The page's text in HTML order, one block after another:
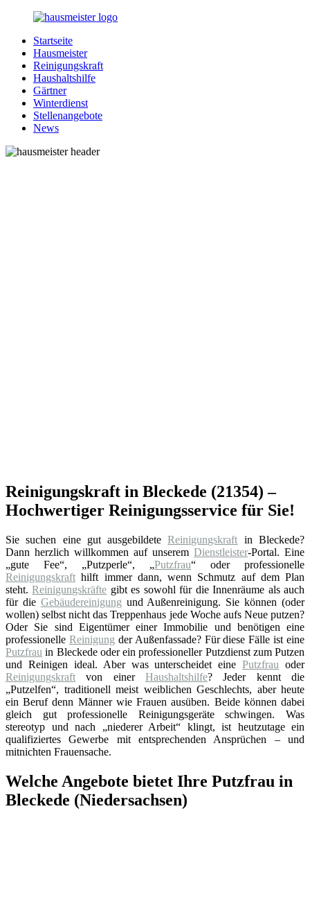
Zurück
Inhalt
Hausmeister.de
Alles
rund
Ihren
Haushalt
Startseite
Hausmeister
Reinigungskraft
Haushaltshilfe
Gärtner
Winterdienst
Stellenangebote
News
Reinigungskraft in Bleckede (21354) –
Hochwertiger Reinigungsservice für Sie!
Sie suchen eine gut ausgebildeteReinigungskraft in Bleckede?
Dann herzlich willkommen auf unserem Dienstleister-Portal. Eine
„gute Fee“, „Putzperle“, „Putzfrau“ oder professionelle
Reinigungskraft hilft immer dann, wenn Schmutz auf dem Plan
steht.Reinigungskräfte gibt es sowohl für die Innenräume als auch
für die Gebäudereinigung und Außenreinigung. Sie können (oder
wollen) selbst nicht das Treppenhaus jede Woche aufs Neue putzen?
Oder Sie sind Eigentümer einer Immobilie und benötigen eine
professionelle Reinigung der Außenfassade? Für diese Fälle ist eine
Putzfrau in Bleckede oder ein professioneller Putzdienst zum Putzen
und Reinigen ideal. Aber was unterscheidet einePutzfrau oder
Reinigungskraft von einer Haushaltshilfe? Jeder kennt die
„Putzelfen“, traditionell meist weiblichen Geschlechts, aber heute
ein Beruf denn Männer wie Frauen ausüben. Beide können dabei
gleich gut professionelle Reinigungsgeräte schwingen. Was
stereotyp und nach „niederer Arbeit“ klingt, ist heutzutage ein
qualifiziertes Gewerbe mit entsprechenden Ansprüchen – und
mitnichten Frauensache.
Welche Angebote bietet Ihre Putzfrau in
Bleckede (Niedersachsen)